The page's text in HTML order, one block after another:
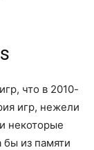
что в 2010-
игр, нежели
некоторые
бы из памяти